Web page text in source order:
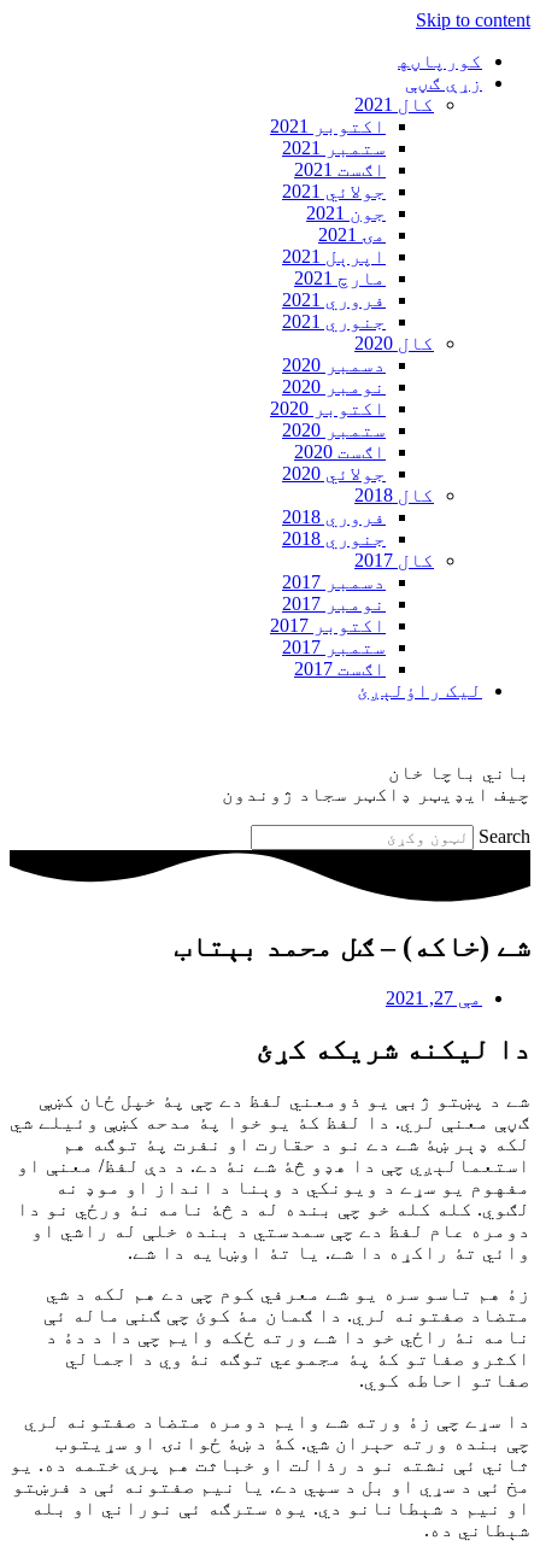
Skip to content
کورپاڼه‍
زړې ګڼې
کال 2021
اکتوبر 2021
ستمبر 2021
اګست 2021
جولائي 2021
جون 2021
مۍ 2021
اپرېل 2021
مارچ 2021
فروري 2021
جنوري 2021
کال 2020
دسمبر 2020
نومبر 2020
اکتوبر 2020
ستمبر 2020
اګست 2020
جولائي 2020
کال 2018
فروري 2018
جنوري 2018
کال 2017
دسمبر 2017
نومبر 2017
اکتوبر 2017
ستمبر 2017
اګست 2017
ليک راؤلېږئ
باني باچا خان
چيف ايډيټر ډاکټر سجاد ژوندون
Search
شے (خاکه) – ګل محمد بېتاب
مې 27, 2021
دا ليکنه شريکه کړئ
شے د پښتو ژبې يو ذومعني لفظ دے چې پۀ خپل ځان کښې
ګڼې معنې لري. دا لفظ کۀ يو خوا پۀ مدحه کښې وئيلے شي
لکه ډېر ښۀ شے دے نو د حقارت او نفرت پۀ توګه هم
استعمالېږي چې دا هډو څۀ شے نۀ دے. د دې لفظ/ معنې او
مفهوم يو سړے د ويونکي د وېنا د انداز او موډ نه
لګوي. کله کله خو چې بنده له د څۀ نامه نۀ ورځي نو دا
دومره عام لفظ دے چې سمدستي د بنده خلې له راشي او
وائي تۀ راکړه دا شے. يا تۀ اوښايه دا شے.
زۀ هم تاسو سره يو شے معرفي کوم چې دے هم لکه د شي
متضاد صفتونه لري. دا ګمان مۀ کوئ چې ګنې ماله ئې
نامه نۀ راځي خو دا شے ورته ځکه وايم چې دا د دۀ د
اکثرو صفاتو کۀ پۀ مجموعي توګه نۀ وي د اجمالي
صفاتو احاطه کوي.
دا سړے چې زۀ ورته شے وايم دومره متضاد صفتونه لري
چې بنده ورته حېران شي. کۀ د ښۀ ځوانۍ او سړيتوب
ثاني ئې نشته نو د رذالت او خباثت هم پرې ختمه ده. يو
مخ ئې د سړي او بل د سپي دے. يا نيم صفتونه ئې د فرښتو
او نيم د شېطانانو دي. يوه سترګه ئې نوراني او بله
شېطاني ده.